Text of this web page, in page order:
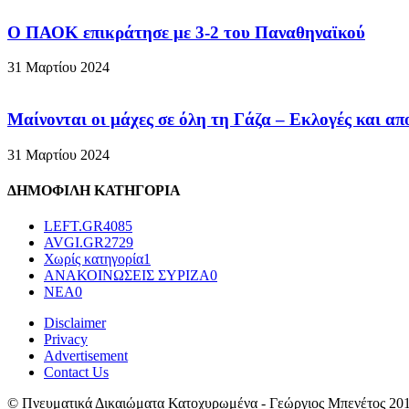
Ο ΠΑΟΚ επικράτησε με 3-2 του Παναθηναϊκού
31 Μαρτίου 2024
Μαίνονται οι μάχες σε όλη τη Γάζα – Eκλογές και
31 Μαρτίου 2024
ΔΗΜΟΦΙΛΗ ΚΑΤΗΓΟΡΙΑ
LEFT.GR4085
AVGI.GR2729
Χωρίς κατηγορία1
ΑΝΑΚΟΙΝΩΣΕΙΣ ΣΥΡΙΖΑ0
ΝΕΑ0
Disclaimer
Privacy
Advertisement
Contact Us
© Πνευματικά Δικαιώματα Κατοχυρωμένα - Γεώργιος Μπενέτος